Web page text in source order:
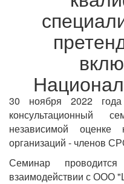
30 ноября 2022 года
консультационный
независимой оценке
организаций - членов
Семинар
взаимодействии с ООО